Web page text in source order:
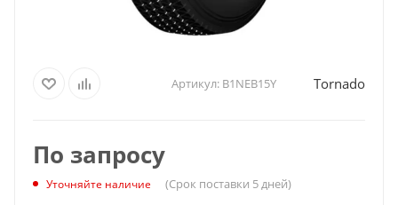
Артикул: B1NEB15Y Tornado
По запросу
Уточняйте наличие (Срок поставки 5 дней)